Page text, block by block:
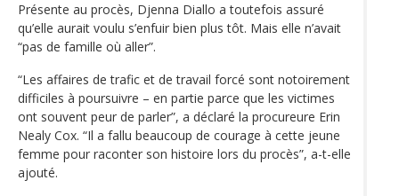
Présente au procès, Djenna Diallo a toutefois assuré
qu’elle aurait voulu s’enfuir bien plus tôt. Mais elle n’avait
“pas de famille où aller”.
“Les affaires de trafic et de travail forcé sont notoirement
difficiles à poursuivre – en partie parce que les victimes
ont souvent peur de parler”, a déclaré la procureure Erin
Nealy Cox. “Il a fallu beaucoup de courage à cette jeune
femme pour raconter son histoire lors du procès”, a-t-elle
ajouté.